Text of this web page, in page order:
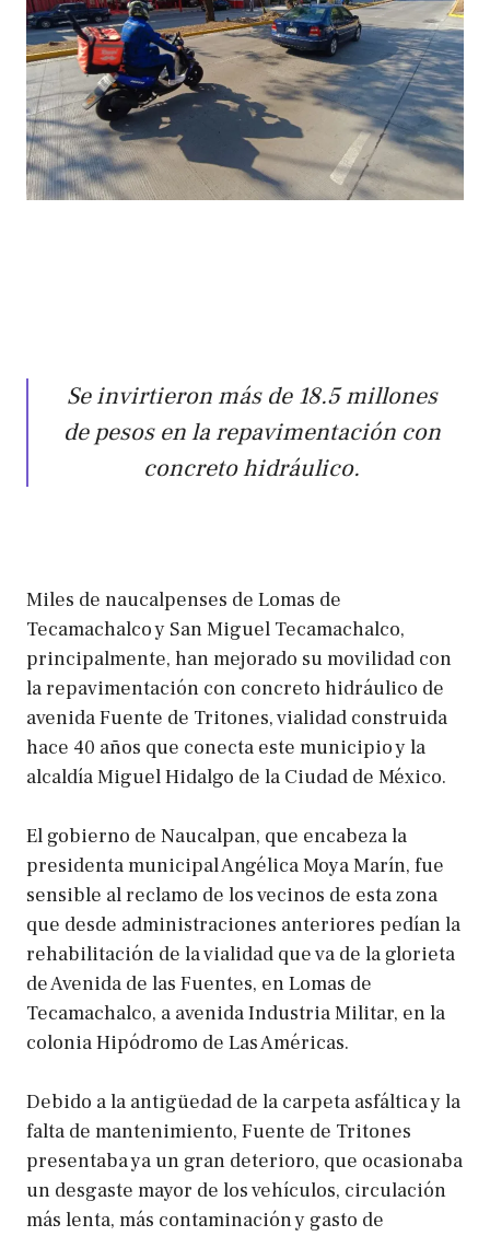
Se invirtieron más de 18.5 millones
de pesos en la repavimentación con
concreto hidráulico.
Miles de naucalpenses de Lomas de
Tecamachalco y San Miguel Tecamachalco,
principalmente, han mejorado su movilidad con
la repavimentación con concreto hidráulico de
avenida Fuente de Tritones, vialidad construida
hace 40 años que conecta este municipio y la
alcaldía Miguel Hidalgo de la Ciudad de México.
El gobierno de Naucalpan, que encabeza la
presidenta municipal Angélica Moya Marín, fue
sensible al reclamo de los vecinos de esta zona
que desde administraciones anteriores pedían la
rehabilitación de la vialidad que va de la glorieta
de Avenida de las Fuentes, en Lomas de
Tecamachalco, a avenida Industria Militar, en la
colonia Hipódromo de Las Américas.
Debido a la antigüedad de la carpeta asfáltica y la
falta de mantenimiento, Fuente de Tritones
presentaba ya un gran deterioro, que ocasionaba
un desgaste mayor de los vehículos, circulación
más lenta, más contaminación y gasto de